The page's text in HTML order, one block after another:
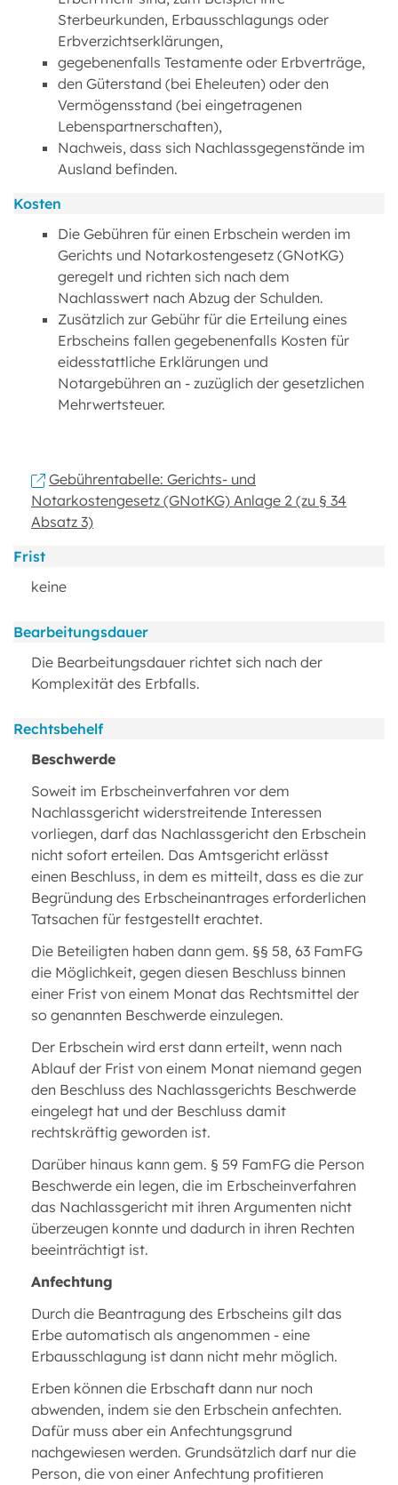
Sterbeurkunden, Erbausschlagungs oder
Erbverzichtserklärungen,
gegebenenfalls Testamente oder Erbverträge,
den Güterstand (bei Eheleuten) oder den
Vermögensstand (bei eingetragenen
Lebenspartnerschaften),
Nachweis, dass sich Nachlassgegenstände im
Ausland befinden.
Kosten
Die Gebühren für einen Erbschein werden im
Gerichts und Notarkostengesetz (GNotKG)
geregelt und richten sich nach dem
Nachlasswert nach Abzug der Schulden.
Zusätzlich zur Gebühr für die Erteilung eines
Erbscheins fallen gegebenenfalls Kosten für
eidesstattliche Erklärungen und
Notargebühren an - zuzüglich der gesetzlichen
Mehrwertsteuer.
Gebührentabelle: Gerichts- und
Notarkostengesetz (GNotKG) Anlage 2 (zu § 34
Absatz 3)
Frist
keine
Bearbeitungsdauer
Die Bearbeitungsdauer richtet sich nach der
Komplexität des Erbfalls.
Rechtsbehelf
Beschwerde
Soweit im Erbscheinverfahren vor dem
Nachlassgericht widerstreitende Interessen
vorliegen, darf das Nachlassgericht den Erbschein
nicht sofort erteilen. Das Amtsgericht erlässt
einen Beschluss, in dem es mitteilt, dass es die zur
Begründung des Erbscheinantrages erforderlichen
Tatsachen für festgestellt erachtet.
Die Beteiligten haben dann gem. §§ 58, 63 FamFG
die Möglichkeit, gegen diesen Beschluss binnen
einer Frist von einem Monat das Rechtsmittel der
so genannten Beschwerde einzulegen.
Der Erbschein wird erst dann erteilt, wenn nach
Ablauf der Frist von einem Monat niemand gegen
den Beschluss des Nachlassgerichts Beschwerde
eingelegt hat und der Beschluss damit
rechtskräftig geworden ist.
Darüber hinaus kann gem. § 59 FamFG die Person
Beschwerde ein legen, die im Erbscheinverfahren
das Nachlassgericht mit ihren Argumenten nicht
überzeugen konnte und dadurch in ihren Rechten
beeinträchtigt ist.
Anfechtung
Durch die Beantragung des Erbscheins gilt das
Erbe automatisch als angenommen - eine
Erbausschlagung ist dann nicht mehr möglich.
Erben können die Erbschaft dann nur noch
abwenden, indem sie den Erbschein anfechten.
Dafür muss aber ein Anfechtungsgrund
nachgewiesen werden. Grundsätzlich darf nur die
Person, die von einer Anfechtung profitieren